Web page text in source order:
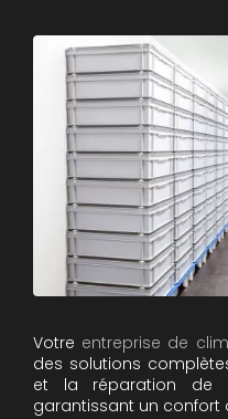
Votre entreprise de
des solutions
et la réparation de
garantissant un confort